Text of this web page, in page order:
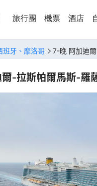
旅行團 機票 酒店
班牙、摩洛哥 7-晚 阿加迪
-拉斯帕爾馬斯-羅